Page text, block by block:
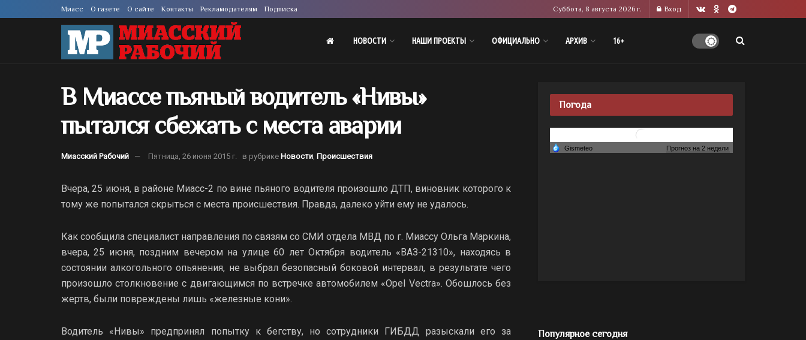
Миасс О газете О сайте Контакты Рекламодателям Подписка Суббота, 8 августа 2026 г. Вход
НОВОСТИ НАШИ ПРОЕКТЫ ОФИЦИАЛЬНО АРХИВ 16+
В Миассе пьяный водитель «Нивы»
пытался сбежать с места аварии
Миасский Рабочий Пятница, 26 июня 2015 г. в рубрике Новости Происшествия
Вчера, 25 июня, в районе Миасс-2 по вине пьяного водителя произошло ДТП, виновник которого к
тому же попытался скрыться с места происшествия. Правда, далеко уйти ему не удалось.
Как сообщила специалист направления по связям со СМИ отдела МВД по г. Миассу Ольга Маркина,
вчера, 25 июня, поздним вечером на улице 60 лет Октября водитель «ВАЗ-21310», находясь в
состоянии алкогольного опьянения, не выбрал безопасный боковой интервал, в результате чего
произошло столкновение с двигающимся по встречке автомобилем «Opel Vectra». Обошлось без
жертв, были повреждены лишь «железные кони».
Водитель «Нивы» предпринял попытку к бегству, но сотрудники ГИБДД разыскали его за
Погода
Популярное сегодня